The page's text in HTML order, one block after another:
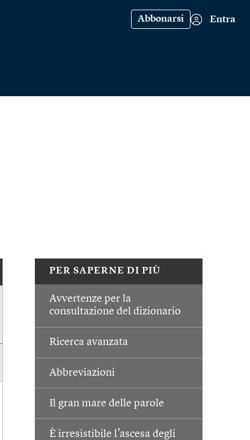
Abbonarsi Entra
PER SAPERNE DI PIÙ
Avvertenze per la
consultazione del dizionario
Ricerca avanzata
Abbreviazioni
Il gran mare delle parole
È irresistibile l’ascesa degli